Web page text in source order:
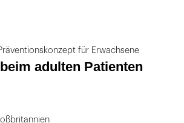
für Erwachsene
adulten Patienten